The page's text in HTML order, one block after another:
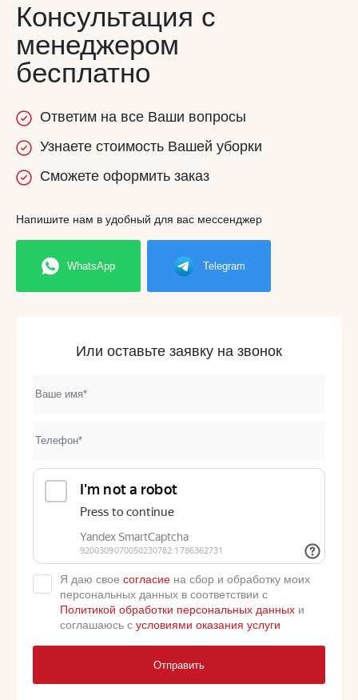
Консультация с
менеджером
бесплатно
Ответим на все Ваши вопросы
Узнаете стоимость Вашей уборки
Сможете оформить заказ
Напишите нам в удобный для вас мессенджер
WhatsApp Telegram
Или оставьте заявку на звонок
Я даю свое согласие на сбор и обработку моих
персональных данных в соответствии с
Политикой обработки персональных данных и
соглашаюсь с условиями оказания услуги
Отправить